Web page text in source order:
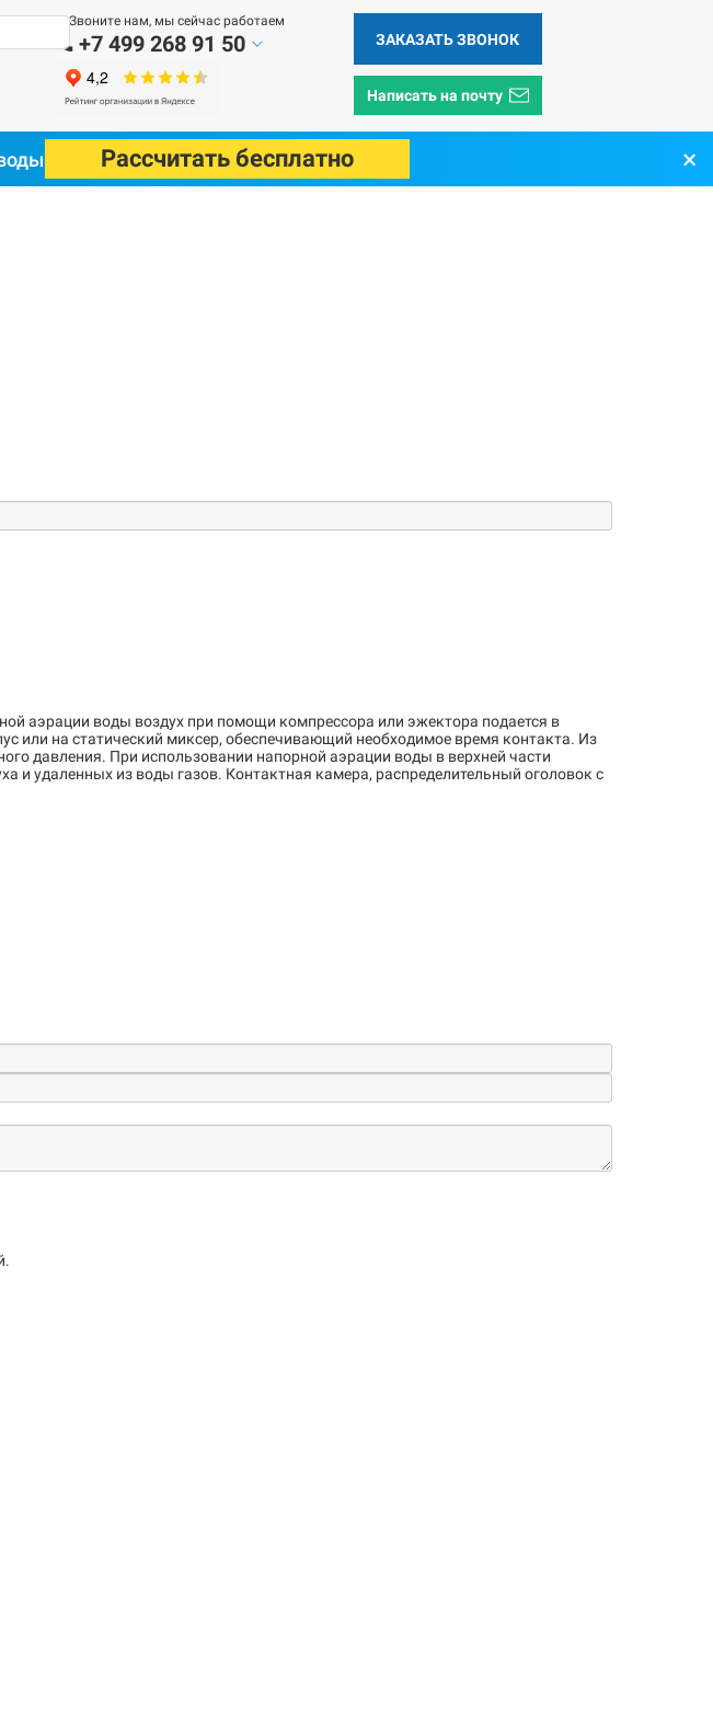
Звоните нам, мы сейчас работаем
+7 499 268 91 50 ЗАКАЗАТЬ ЗВОНОК
Написать на почту
Рассчитать бесплатно ×
аэрации воды воздух при помощи компрессора или эжектора подается в
или на статический миксер, обеспечивающий необходимое время контакта. Из
давления. При использовании напорной аэрации воды в верхней части
и удаленных из воды газов. Контактная камера, распределительный оголовок с